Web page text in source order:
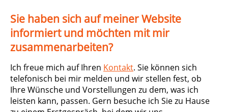
Sie haben sich auf meiner Website
informiert und möchten mit mir
zusammenarbeiten?
Ich freue mich auf Ihren Kontakt. Sie können sich
telefonisch bei mir melden und wir stellen fest, ob
Ihre Wünsche und Vorstellungen zu dem, was ich
leisten kann, passen. Gern besuche ich Sie zu Hause